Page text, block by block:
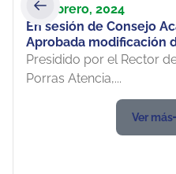
16 febrero, 2024
En sesión de Consejo
Aprobada modificación
Tecnología en Obras
hacia la ruralidad, entre
Presidido por el Rector
Porras Atencia,...
Ver más